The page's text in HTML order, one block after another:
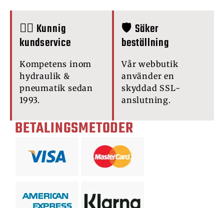
🙋‍♂️ Kunnig
kundservice
Kompetens inom
hydraulik &
pneumatik sedan
1993.
🛡️ Säker
beställning
Vår webbutik
använder en
skyddad SSL-
anslutning.
BETALINGSMETODER